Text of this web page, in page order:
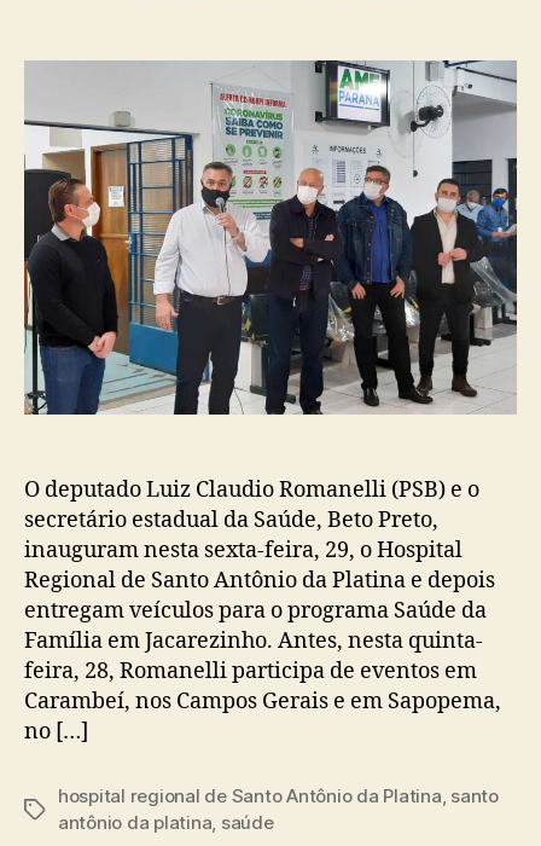
O deputado Luiz Claudio Romanelli (PSB) e o
secretário estadual da Saúde, Beto Preto,
inauguram nesta sexta-feira, 29, o Hospital
Regional de Santo Antônio da Platina e depois
entregam veículos para o programa Saúde da
Família em Jacarezinho. Antes, nesta quinta-
feira, 28, Romanelli participa de eventos em
Carambeí, nos Campos Gerais e em Sapopema,
no […]
Tags
hospital regional de Santo Antônio da Platina, santo
antônio da platina, saúde